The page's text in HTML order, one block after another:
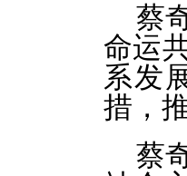
蔡
命运
系发
措，
蔡